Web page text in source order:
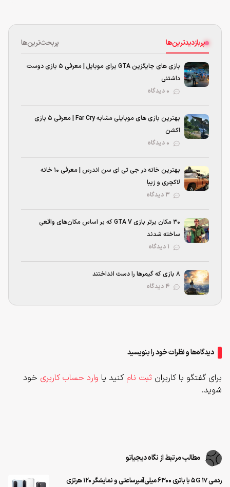
پربازدیدترین‌ها پربحث‌ترین‌ها
بازی های جایگزین GTA برای موبایل | معرفی ۵ بازی دوست
داشتنی
بهترین بازی‌ های موبایلی مشابه Far Cry | معرفی ۵ بازی
اکشن
بهترین خانه در جی تی ای سن اندرس | معرفی ۱۰ خانه
لاکچری و زیبا
۳۰ مکان برتر بازی GTA V که بر اساس مکان‌های واقعی
ساخته شدند
۸ بازی که گیمرها را دست انداختند
دیدگاه‌ها و نظرات خود را بنویسید
برای گفتگو با کاربران ثبت نام کنید یا وارد حساب کاربری خود
شوید.
مطالب مرتبط از نگاه دیجیاتو
ردمی 17 5G با باتری ۶۳۰۰ میلی‌آمپرساعتی و نمایشگر ۱۲۰ هرتزی